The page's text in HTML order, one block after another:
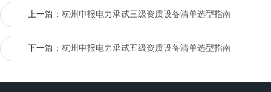
上一篇： 杭州申报电力承试三级资质设备清单选型指南
下一篇： 杭州申报电力承试五级资质设备清单选型指南